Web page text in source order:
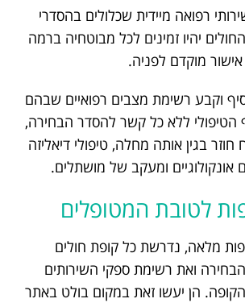
רפואה מיידית שכלולים בהסדרי
יהיו זמינים לכל מבוטחיה ברמה
מוקדם לפניה.
וקבע רשימת מצבים רפואיים שבהם
הטיפולי ללא כל קשר להסדר הבחירה,
חוזר בגין אותה מחלה, טיפולי דיאליזה
אונקולוגיים ומעקב של מושתלים.
לטובת המטופלים
מלאה, נדרשת כל קופת חולים
ואת רשימת ספקי השירותים
הן יעשו זאת במקום בולט באתר